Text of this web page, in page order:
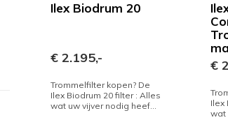
Ilex Biodrum 20
€ 2.195,-
Trommelfilter kopen? De
Ilex Biodrum 20 filter : Alles
wat uw vijver nodig heef...
€
Ilex
wat